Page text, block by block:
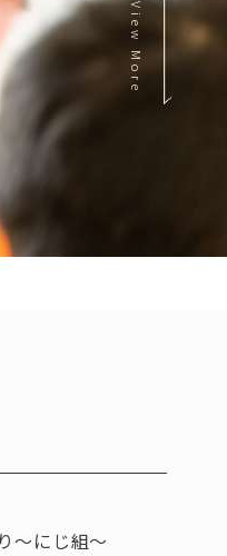
View More
～にじ組～